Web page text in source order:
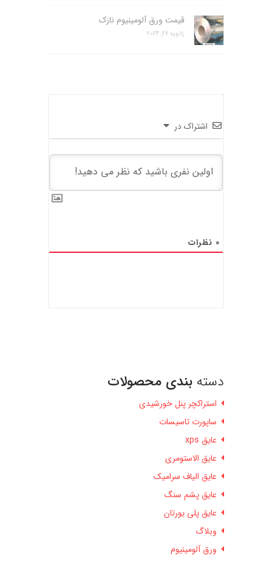
قیمت ورق آلومینیوم نازک
ژانویه 27, 2024
اشتراک در
0 نظرات
دسته بندی محصولات
استراکچر پنل خورشیدی
ساپورت تاسیسات
عایق xps
عایق الاستومری
عایق الیاف سرامیک
عایق پشم سنگ
عایق پلی یورتان
وبلاگ
ورق آلومینیوم